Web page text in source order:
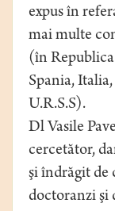
expus în
mai multe
(în
Spania,
U.R.S.S).
Dl Vasile
cercetător,
şi îndrăgit de
doctoranzi şi